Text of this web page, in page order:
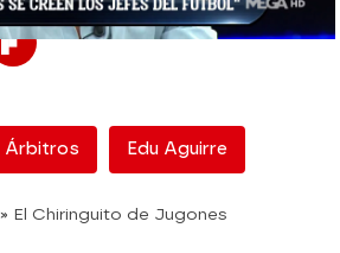
Flipboard
Árbitros Edu Aguirre
» El Chiringuito de Jugones